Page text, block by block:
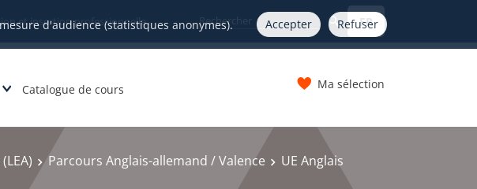
d'audience (statistiques anonymes). Accepter Refuser
et insertion professionnelle FR
Catalogue de cours Ma sélection
Parcours Anglais-allemand / Valence
UE Anglais